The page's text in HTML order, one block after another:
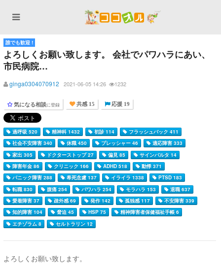
誰でも歓迎 !
よろしくお願い致します。 会社でパワハラにあい、
市民病院…
ginga0304070912 2021-06-05 14:26 1232
気になる相談に登録 共感 15 応援 19
過呼吸 520 精神科 1432 初診 114
フラッシュバック 411
社会不安障害 340
休職 450 プレッシャー 46
適応障害 333
家出 305
ドクターストップ 27 偏見 85
サインバルタ 14
障害年金 86
クリニック 166 ADHD 518
動悸 371
パニック障害 288
希死念慮 137 イライラ 1338
PTSD 183
転職 830
腹痛 254 パワハラ 254 モラハラ 153
退職 637
愛着障害 37
疎外感 69 発作 142 孤独感 117
不安障害 339
知的障害 104
脅迫 45 HSP 75
精神障害者保健福祉手帳 6
エチゾラム 8
セルトラリン 12
よろしくお願い致します。